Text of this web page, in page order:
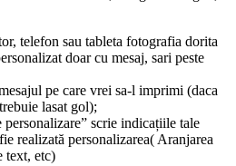
telefon sau tableta fotografia dorita
doar cu mesaj, sari peste
pe care vrei sa-l imprimi (daca
lasat gol);
scrie indicațiile tale
realizată personalizarea( Aranjarea
text, etc)